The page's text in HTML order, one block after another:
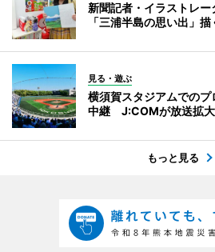
新聞記者・イラストレ
「三浦半島の思い出」描
見る・遊ぶ
横須賀スタジアムでの
中継 J:COMが放送拡大
もっと見る